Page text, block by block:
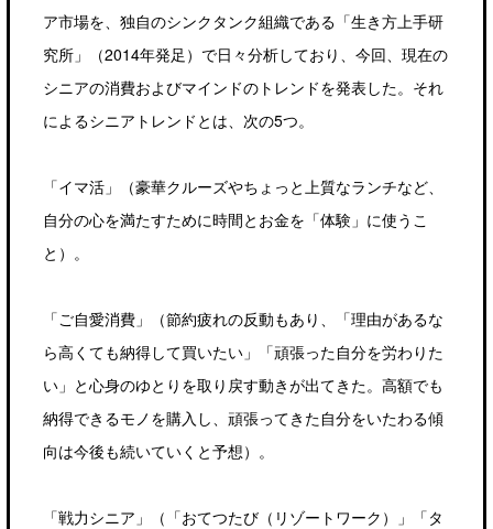
ア市場を、独自のシンクタンク組織である「生き方上手研
究所」（2014年発足）で日々分析しており、今回、現在の
シニアの消費およびマインドのトレンドを発表した。それ
によるシニアトレンドとは、次の5つ。
「イマ活」（豪華クルーズやちょっと上質なランチなど、
自分の心を満たすために時間とお金を「体験」に使うこ
と）。
「ご自愛消費」（節約疲れの反動もあり、「理由があるな
ら高くても納得して買いたい」「頑張った自分を労わりた
い」と心身のゆとりを取り戻す動きが出てきた。高額でも
納得できるモノを購入し、頑張ってきた自分をいたわる傾
向は今後も続いていくと予想）。
「戦力シニア」（「おてつたび（リゾートワーク）」「タ